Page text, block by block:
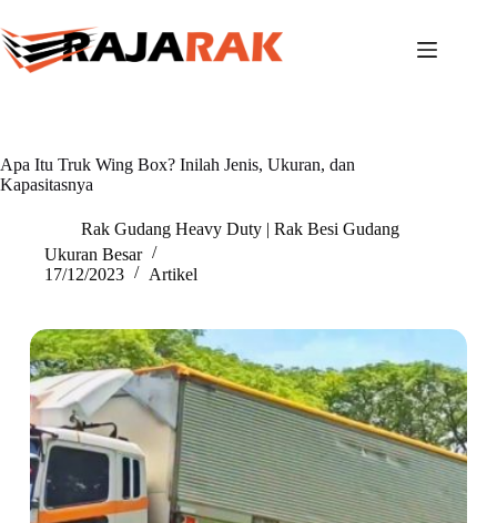
to
content
Apa Itu Truk Wing Box? Inilah Jenis, Ukuran, dan
Kapasitasnya
Rak Gudang Heavy Duty | Rak Besi Gudang
Ukuran Besar
17/12/2023
Artikel